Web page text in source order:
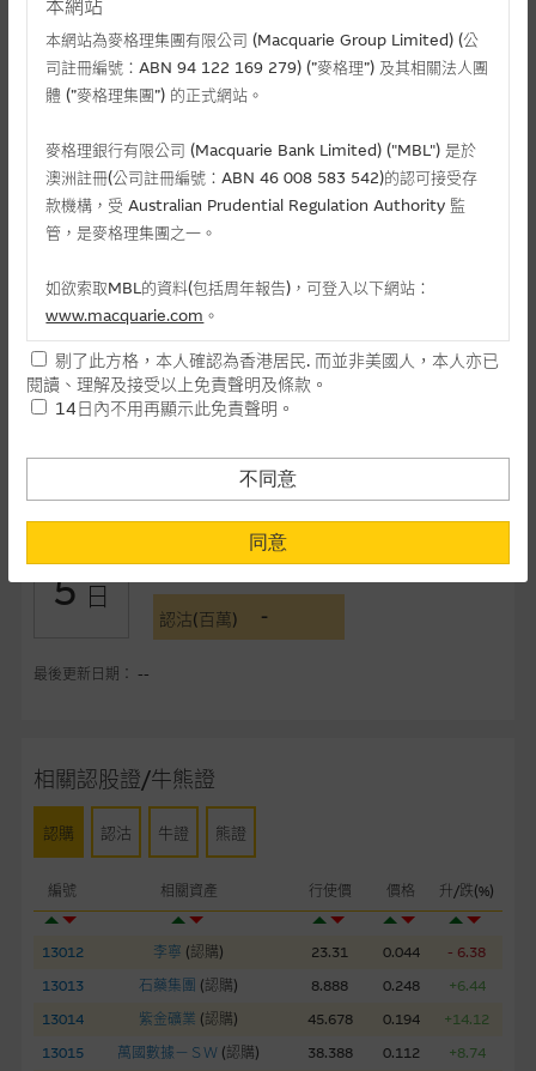
相關文件
相關上市文件
相關資產認股證資金流 (+)資金流入 (-)資金流出
1 認購(百萬) -
認沽(百萬) -
5 日
-
認沽(百萬) -
最後更新日期： --
相關認股證/牛熊證
認購 認沽 牛證 熊證
編號 相關資產 行使價 價格 升/跌(%)
13012 李寧 (認購) 23.31 0.044
- 6.38
13013
石藥集團 (認購) 8.888 0.248
+6.44
13014
紫金礦業 (認購) 45.678 0.194
+14.12
13015
萬國數據－ＳＷ (認購) 38.388 0.112
+8.74
本網站
本網站為麥格理集團有限公司 (Macquarie Group Limited) (公
司註冊編號：ABN 94 122 169 279) (”麥格理”) 及其相關法人團
體 (”麥格理集團”) 的正式網站。
麥格理銀行有限公司 (Macquarie Bank Limited) ("MBL") 是於
澳洲註冊(公司註冊編號：ABN 46 008 583 542)的認可接受存
款機構，受 Australian Prudential Regulation Authority 監
管，是麥格理集團之一。
如欲索取MBL的資料(包括周年報告)，可登入以下網站：
www.macquarie.com 。
本網站所載資料會隨時更改，而不作另行通知，如閣下欲取麥格
理的資料，可直接聯絡本集團職員。
民使用，並不提供或發售予美國人。本網站內容無意要約或唆使
閣下購買證券、基金單位或其他投資工具(不論在參考條款上或在
其他地方)，但清楚表明上述意圖的個別段落則屬例外。
提供網站內容的基準 – 使用時請考慮個人風險
網站內容來自我們在所示日期時認為可靠之來源，且均以真誠提
供。惟麥格理集團並無核實所有網站內容，故就閣下的目的而
言，網站內容可能未必完整或準確。麥格理集團不會，亦沒有義
任何指示價格報價、公開資料或分析是基於我們相信的假設及參
數而預備的，不構成我們提出的意見。所用假設及參數並非唯一
為準確、完整或合理。我們不作陳述，亦不保證任何所示的指示
表現或回報將來會實現。過去業績並不保證將來表現。網站內容
來自我們在所示日期時認為可靠之來源，且均以真誠提供，然
而，麥格理集團不作陳述，亦不保證網站內容在任何用途上均完
及合時性負上責任，除非這是有關適用的的法律及/或法規所規
定。
剔了此方格，本人確認為香港居民. 而並非美國人，本人亦已
閱讀、理解及接受以上免責聲明及條款。
14日內不用再顯示此免責聲明。
不同意
同意